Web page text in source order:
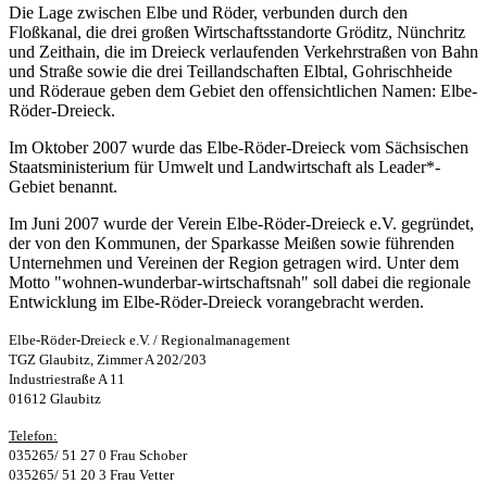
Die Lage zwischen Elbe und Röder, verbunden durch den
Floßkanal, die drei großen Wirtschaftsstandorte Gröditz, Nünchritz
und Zeithain, die im Dreieck verlaufenden Verkehrstraßen von Bahn
und Straße sowie die drei Teillandschaften Elbtal, Gohrischheide
und Röderaue geben dem Gebiet den offensichtlichen Namen: Elbe-
Röder-Dreieck.
Im Oktober 2007 wurde das Elbe-Röder-Dreieck vom Sächsischen
Staatsministerium für Umwelt und Landwirtschaft als Leader*-
Gebiet benannt.
Im Juni 2007 wurde der Verein Elbe-Röder-Dreieck e.V. gegründet,
der von den Kommunen, der Sparkasse Meißen sowie führenden
Unternehmen und Vereinen der Region getragen wird. Unter dem
Motto "wohnen-wunderbar-wirtschaftsnah" soll dabei die regionale
Entwicklung im Elbe-Röder-Dreieck vorangebracht werden.
Elbe-Röder-Dreieck e.V. / Regionalmanagement
TGZ Glaubitz, Zimmer A 202/203
Industriestraße A 11
01612 Glaubitz
Telefon:
035265/ 51 27 0 Frau Schober
035265/ 51 20 3 Frau Vetter